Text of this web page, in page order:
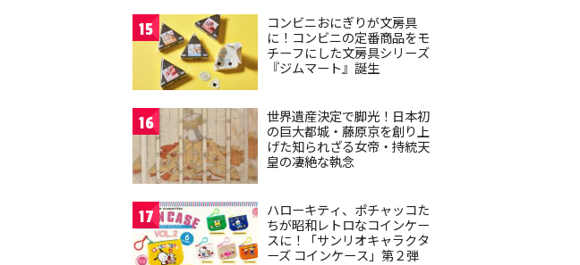
15
コンビニおにぎりが文房具
に！コンビニの定番商品をモ
チーフにした文房具シリーズ
『ジムマート』誕生
16
世界遺産決定で脚光！日本初
の巨大都城・藤原京を創り上
げた知られざる女帝・持統天
皇の凄絶な執念
17
ハローキティ、ポチャッコた
ちが昭和レトロなコインケー
スに！「サンリオキャラクタ
ーズ コインケース」第２弾